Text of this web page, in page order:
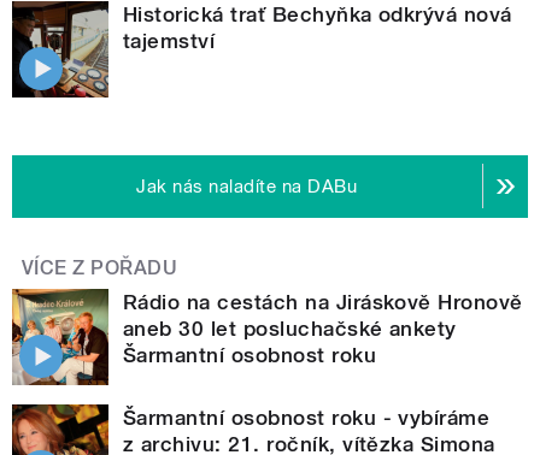
Historická trať Bechyňka odkrývá nová
tajemství
Jak nás naladíte na DABu
VÍCE Z POŘADU
Rádio na cestách na Jiráskově Hronově
aneb 30 let posluchačské ankety
Šarmantní osobnost roku
Šarmantní osobnost roku - vybíráme
z archivu: 21. ročník, vítězka Simona